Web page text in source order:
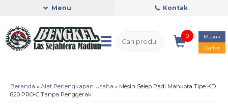
Menu Kontak
0
Masuk
Daftar
Beranda » Alat Perlengkapan Usaha » Mesin Selep Padi Mahkota Tipe KD
820 PRO-C Tanpa Penggerak